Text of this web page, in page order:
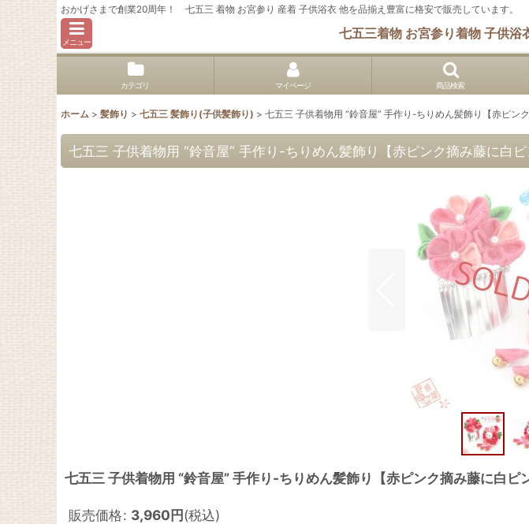
おかげさまで創業20周年！ 七五三 着物 お宮参り 産着 子供浴衣 他を品揃え豊富に格安で販売しています。
メニュー
七五三着物 お宮参り着物 子供
カテゴリ マイページ 商品検索
ホーム > 髪飾り > 七五三 髪飾り(子供髪飾り) > 七五三 子供着物用 “鈴音屋” 手作り-ちりめん髪飾り【赤ピン
七五三 子供着物用 “鈴音屋” 手作り-ちりめん髪飾り【赤ピンク摘み藤に白
七五三 子供着物用 “鈴音屋” 手作り-ちりめん髪飾り【赤ピンク摘み藤に白
販売価格: 3,960円(税込)